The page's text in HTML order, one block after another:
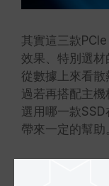
其實這三款
效果、特別選
從數據上來看
過若再搭配主
選用哪一款
帶來一定的幫助